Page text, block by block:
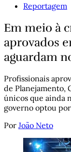
Reportagem
Em meio à
aprovados
aguardam
Profissionais
de Planejamento,
únicos que ainda
governo optou
Por João Neto